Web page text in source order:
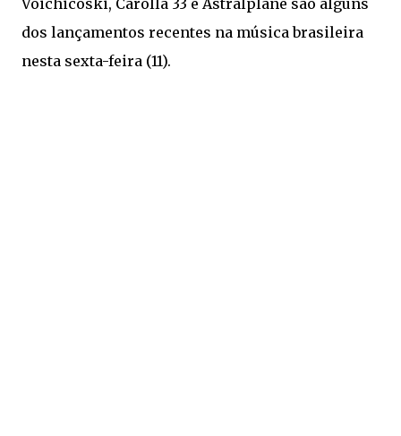
dos lançamentos recentes na música brasileira
nesta sexta-feira (11).